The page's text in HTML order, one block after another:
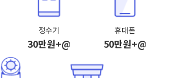
정수기
30만원+@
휴대폰
50만원+@